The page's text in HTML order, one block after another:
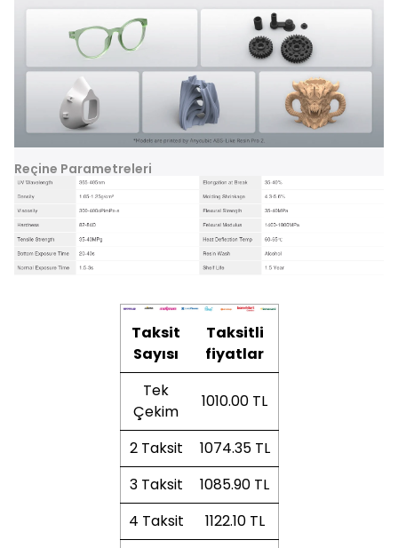
Reçine Parametreleri
Taksit
Sayısı
Taksitli
fiyatlar
Tek
Çekim
1010.00 TL
2 Taksit
1074.35 TL
3 Taksit
1085.90 TL
4 Taksit
1122.10 TL